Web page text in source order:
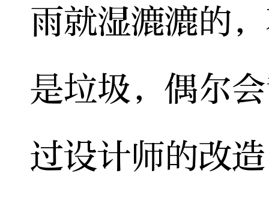
雨就湿漉漉的
是垃圾，偶尔
过设计师的改